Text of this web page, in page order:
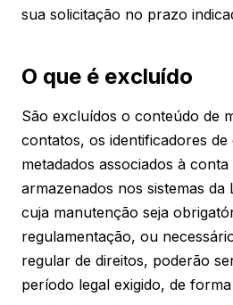
sua solicitação no prazo
O que é excluído
São excluídos o conteúdo de
contatos, os identificadores de
metadados associados à conta
armazenados nos sistemas da
cuja manutenção seja
regulamentação, ou
regular de direitos, poderão
período legal exigido, de